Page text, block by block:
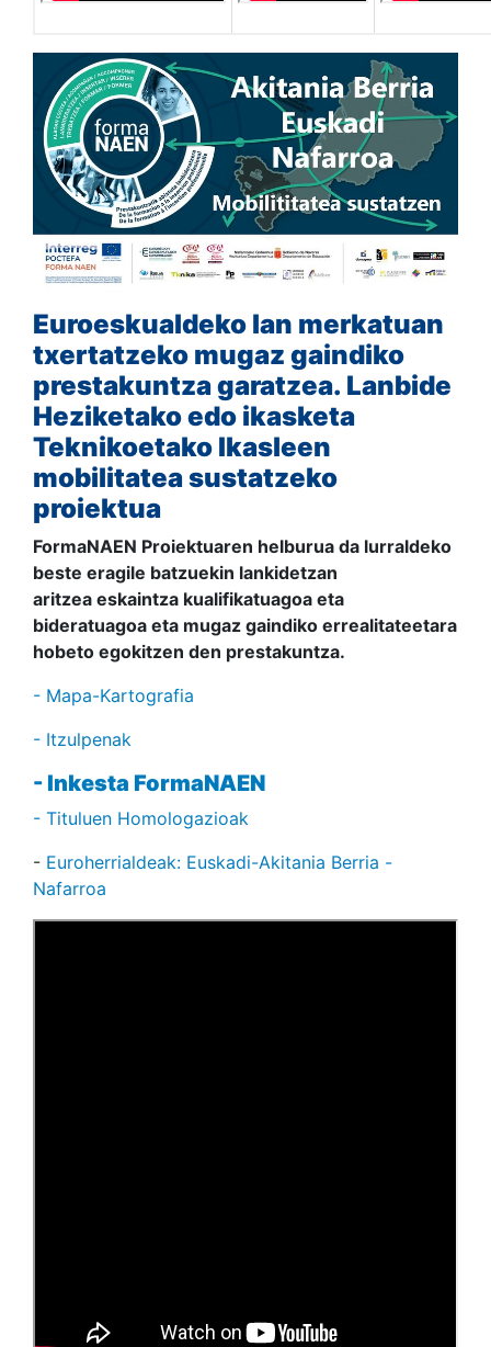
Euroeskualdeko lan merkatuan
txertatzeko mugaz gaindiko
prestakuntza garatzea. Lanbide
Heziketako edo ikasketa
Teknikoetako Ikasleen
mobilitatea sustatzeko
proiektua
FormaNAEN Proiektuaren helburua da lurraldeko
beste eragile batzuekin lankidetzan
aritzea eskaintza kualifikatuagoa eta
bideratuagoa eta mugaz gaindiko errealitateetara
hobeto egokitzen den prestakuntza.
- Mapa-Kartografia
- Itzulpenak
- Inkesta FormaNAEN
- Tituluen Homologazioak
- Euroherrialdeak: Euskadi-Akitania Berria -
Nafarroa